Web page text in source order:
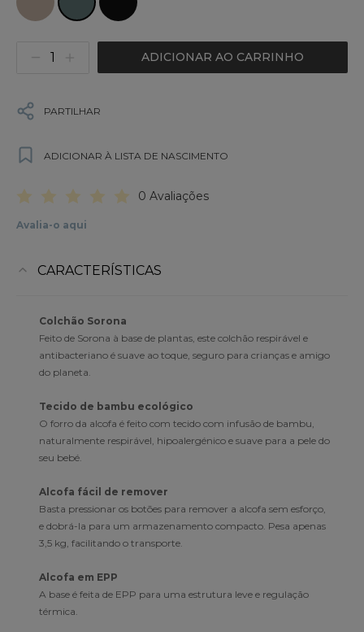
ADICIONAR AO CARRINHO
PARTILHAR
ADICIONAR À LISTA DE NASCIMENTO
0 Avaliações
Avalia-o aqui
CARACTERÍSTICAS
Colchão Sorona
Feito de Sorona à base de plantas, este colchão respirável e
antibacteriano é suave ao toque, seguro para crianças e amigo
do planeta.
Tecido de bambu ecológico
O forro da alcofa é feito com tecido com infusão de bambu,
naturalmente respirável, hipoalergénico e suave para a pele do
seu bebé.
Alcofa fácil de remover
Basta pressionar os botões para remover a alcofa sem esforço,
e dobrá-la para um armazenamento compacto. Pesa apenas
3,5 kg, facilitando o transporte.
Alcofa em EPP
A base é feita de EPP para uma estrutura leve e regulação
térmica.